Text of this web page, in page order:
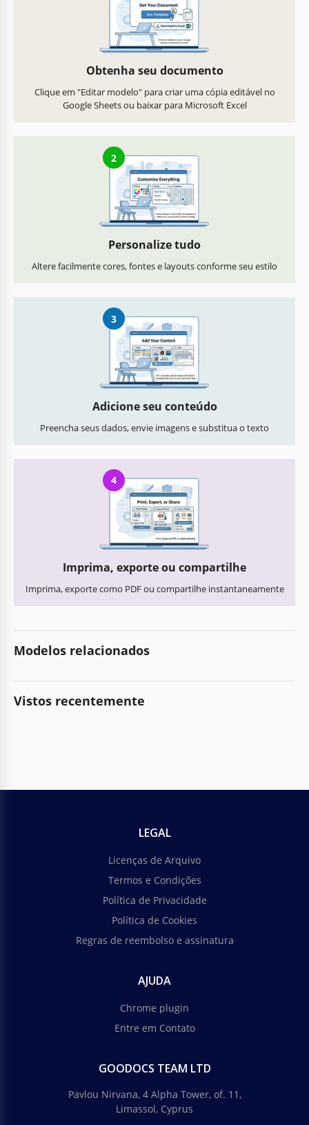
Obtenha seu documento
Clique em "Editar modelo" para criar uma cópia editável no
Google Sheets ou baixar para Microsoft Excel
2
Personalize tudo
Altere facilmente cores, fontes e layouts conforme seu estilo
3
Adicione seu conteúdo
Preencha seus dados, envie imagens e substitua o texto
4
Imprima, exporte ou compartilhe
Imprima, exporte como PDF ou compartilhe instantaneamente
Modelos relacionados
Vistos recentemente
LEGAL
Licenças de Arquivo
Termos e Condições
Política de Privacidade
Política de Cookies
Regras de reembolso e assinatura
AJUDA
Chrome plugin
Entre em Contato
GOODOCS TEAM LTD
Pavlou Nirvana, 4 Alpha Tower, of. 11,
Limassol, Cyprus